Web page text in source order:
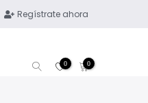
Regístrate ahora
0 0